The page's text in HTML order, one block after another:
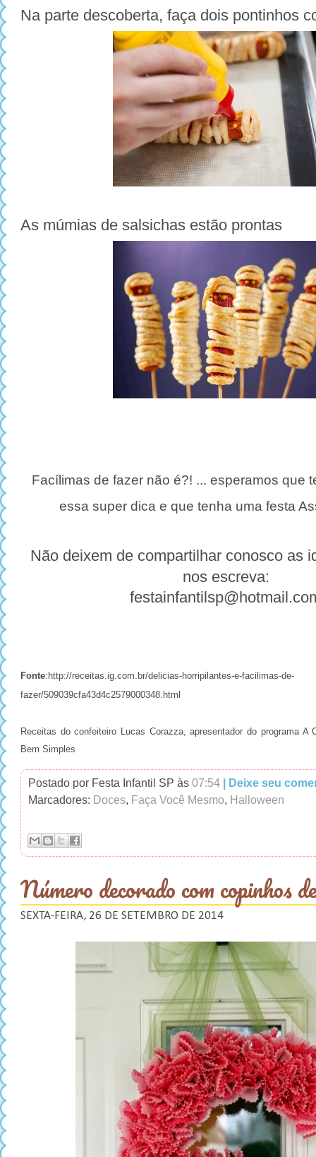
Na parte descoberta, faça dois pontinhos
As múmias de salsichas estão prontas
Facílimas de fazer não é?! ... esperamos que
essa super dica e que tenha uma festa
Não deixem de compartilhar conosco as
nos escreva:
Fonte:http://receitas.ig.com.br/delicias-horripilantes-e-facilimas-de-
fazer/509039cfa43d4c2579000348.html
Receitas do confeiteiro Lucas Corazza, apresentador do programa A
Bem Simples
Postado por Festa Infantil SP às 07:54
| Deixe seu
Marcadores: Doces, Faça Você Mesmo, Halloween
Número decorado com copinhos
SEXTA-FEIRA, 26 DE SETEMBRO DE 2014